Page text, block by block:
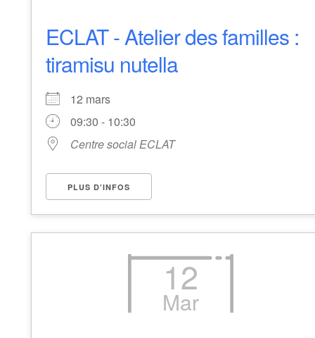
ECLAT - Atelier des familles :
tiramisu nutella
12 mars
09:30 - 10:30
Centre social ECLAT
PLUS D’INFOS
12
Mar